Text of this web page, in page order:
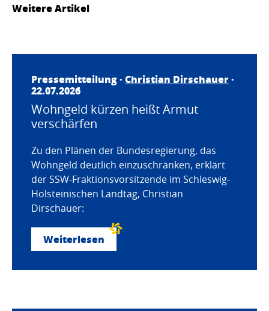
Weitere Artikel
Pressemitteilung · Christian Dirschauer·
22.07.2026
Wohngeld kürzen heißt Armut
verschärfen
Zu den Plänen der Bundesregierung, das
Wohngeld deutlich einzuschränken, erklärt
der SSW-Fraktionsvorsitzende im Schleswig-
Holsteinischen Landtag, Christian
Dirschauer:
Weiterlesen